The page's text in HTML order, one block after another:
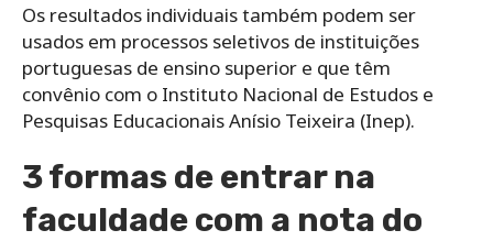
Os resultados individuais também podem ser
usados em processos seletivos de instituições
portuguesas de ensino superior e que têm
convênio com o Instituto Nacional de Estudos e
Pesquisas Educacionais Anísio Teixeira (Inep).
3 formas de entrar na
faculdade com a nota do